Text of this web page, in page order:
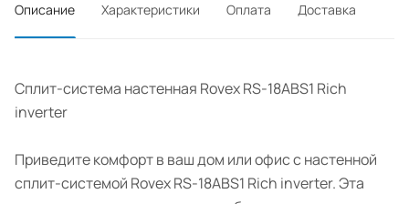
Описание Характеристики Оплата Доставка
Сплит-система настенная Rovex RS-18ABS1 Rich
inverter
Приведите комфорт в ваш дом или офис с настенной
сплит-системой Rovex RS-18ABS1 Rich inverter. Эта